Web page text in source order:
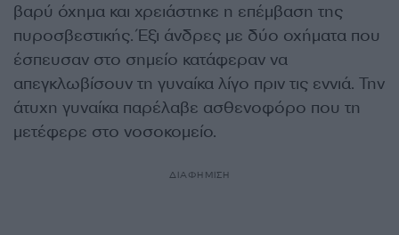
βαρύ όχημα και χρειάστηκε η επέμβαση της
πυροσβεστικής. Έξι άνδρες με δύο οχήματα που
έσπευσαν στο σημείο κατάφεραν να
απεγκλωβίσουν τη γυναίκα λίγο πριν τις εννιά. Την
άτυχη γυναίκα παρέλαβε ασθενοφόρο που τη
μετέφερε στο νοσοκομείο.
ΔΙΑΦΗΜΙΣΗ